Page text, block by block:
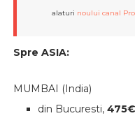
alaturi noului canal
Spre ASIA:
MUMBAI (India)
din Bucuresti, 475€